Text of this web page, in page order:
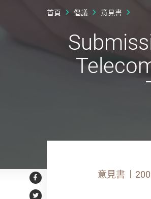
首頁 倡議 意見書
Facebook
意見書